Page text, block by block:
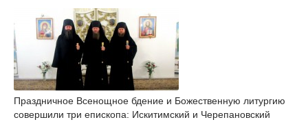
Праздничное Всенощное бдение и Божественную литургию
совершили три епископа: Искитимский и Черепановский